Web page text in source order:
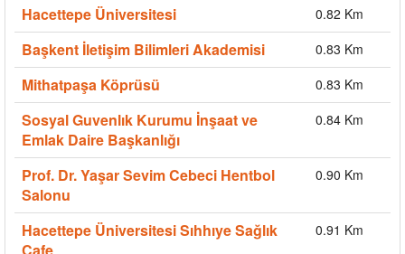
Hacettepe Üniversitesi 0.82 Km
Başkent İletişim Bilimleri Akademisi 0.83 Km
Mithatpaşa Köprüsü 0.83 Km
Sosyal Guvenlık Kurumu İnşaat ve
Emlak Daire Başkanlığı
0.84 Km
Prof. Dr. Yaşar Sevim Cebeci Hentbol
Salonu
0.90 Km
Hacettepe Üniversitesi Sıhhıye Sağlık
Cafe
0.91 Km